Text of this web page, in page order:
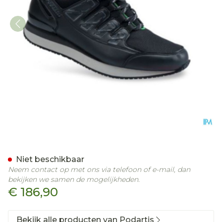
€ 186,90
Niet beschikbaar
Neem contact op met ons via telefoon of e-mail, dan
bekijken we samen de mogelijkheden.
Bekijk alle producten van Podartis